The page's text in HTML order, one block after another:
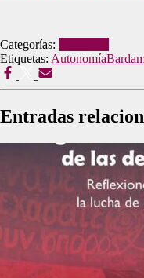
Categorías:
Etiquetas: Autonomía
Entradas